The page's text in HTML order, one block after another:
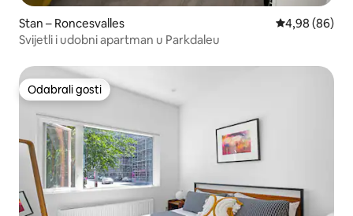
Stan – Roncesvalles Prosječna
4,98 (86)
Svijetli i udobni apartman u Parkdaleu
Odabrali gosti
Odabrali gosti